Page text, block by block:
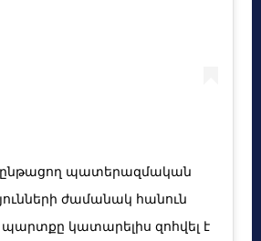
պատերազմական
ժամանակ հանուն
պարտքը կատարելիս զոհվել է